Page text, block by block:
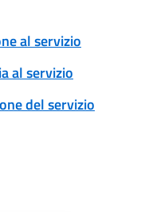
al servizio
al servizio
del servizio